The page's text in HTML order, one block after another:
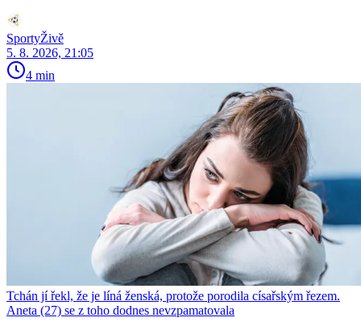
SportyŽivě
5. 8. 2026, 21:05
4 min
Tchán jí řekl, že je líná ženská, protože porodila císařským řezem.
Aneta (27) se z toho dodnes nevzpamatovala